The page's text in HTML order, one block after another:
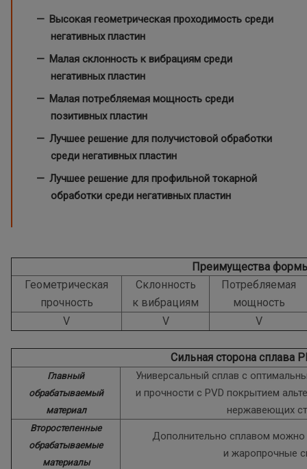
Высокая геометрическая проходимость среди
негативных пластин
Малая склонность к вибрациям среди
негативных пластин
Малая потребляемая мощность среди
позитивных пластин
Лучшее решение для получистовой обработки
среди негативных пластин
Лучшее решение для профильной токарной
обработки среди негативных пластин
Преимущества
Геометрическая
прочность
Склонность
к вибрациям
Потребляемая
мощность
V
V V
Сильная сторона сплава
Главный
обрабатываемый
материал
Универсальный сплав с
и прочности с PVD покрытием
нержавеющих
Второстепенные
обрабатываемые
материалы
Дополнительно сплавом можно
и жаропрочные